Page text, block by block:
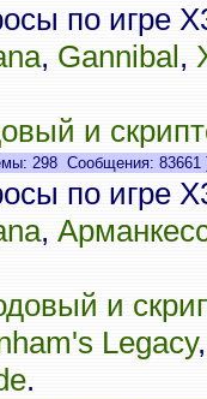
по игре
, Gannibal,
и
298 Сообщения: 83661
по игре
,
и
Legacy
.